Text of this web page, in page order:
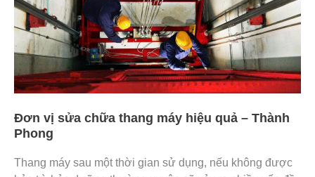
Đơn vị sửa chữa thang máy hiệu quả – Thành
Phong
Thang máy sau một thời gian sử dụng, nếu không được
hiệu
quả
–
Thành
Phong